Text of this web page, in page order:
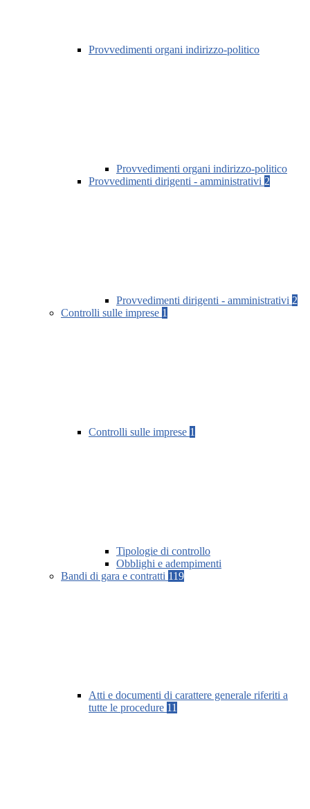
Provvedimenti organi indirizzo-politico
Provvedimenti organi indirizzo-politico
Provvedimenti dirigenti - amministrativi 2
Provvedimenti dirigenti - amministrativi 2
Controlli sulle imprese 1
Controlli sulle imprese 1
Tipologie di controllo
Obblighi e adempimenti
Bandi di gara e contratti 119
Atti e documenti di carattere generale riferiti a
tutte le procedure 11